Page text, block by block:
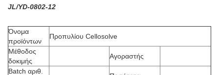
JL/YD-0802-12
Όνομα
προϊόντων
Προπυλίου Cellosolve
Μέθοδος
δοκιμής
Αγοραστής
Batch αριθ.